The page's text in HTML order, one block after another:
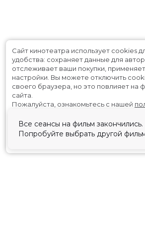
Все сеансы на фильм закончились.
Попробуйте выбрать другой
Сайт кинотеатра использует cookies
удобства: сохраняет данные для
отслеживает ваши покупки,
настройки. Вы можете отключить
своего браузера, но это повлияет на
сайта.
Пожалуйста, ознакомьтесь с нашей
Принять